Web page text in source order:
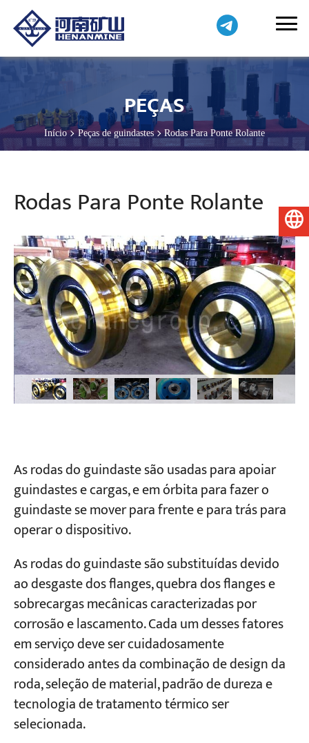
Projetos
Blogs
Notícias
Aplicações
Sobre nós
Contate-nos
PEÇAS
Início Peças de guindastes Rodas Para Ponte Rolante
Rodas Para Ponte Rolante
As rodas do guindaste são usadas para apoiar
guindastes e cargas, e em órbita para fazer o
guindaste se mover para frente e para trás para
operar o dispositivo.
As rodas do guindaste são substituídas devido
ao desgaste dos flanges, quebra dos flanges e
sobrecargas mecânicas caracterizadas por
corrosão e lascamento. Cada um desses fatores
em serviço deve ser cuidadosamente
considerado antes da combinação de design da
roda, seleção de material, padrão de dureza e
tecnologia de tratamento térmico ser
selecionada.
Português do Brasil